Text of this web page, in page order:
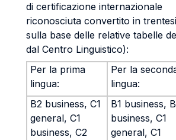
di certificazione internazionale
riconosciuta convertito in
sulla base delle relative tabelle
dal Centro Linguistico):
Per la prima
lingua:
Per la
lingua:
B2 business, C1
general, C1
business, C2
B1 business,
business, C1
general, C1